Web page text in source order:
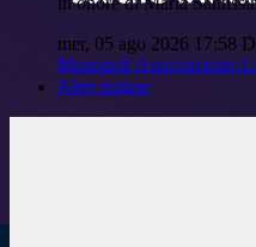
mer, 05 ago 2026 17:58
Monopoli Associazione-
Altre notizie